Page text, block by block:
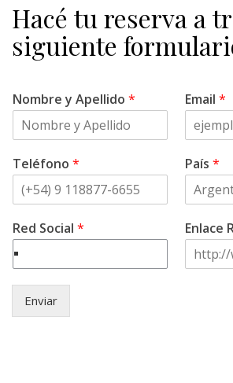
Hacé tu reserva a
siguiente
Nombre y Apellido * Email *
Teléfono * País *
Red Social * Enlace
Enviar